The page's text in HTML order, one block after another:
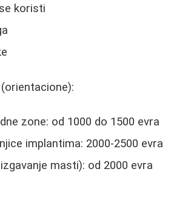
koristi
zone: od 1000 do 1500 evra
implantima: 2000-2500 evra
masti): od 2000 evra